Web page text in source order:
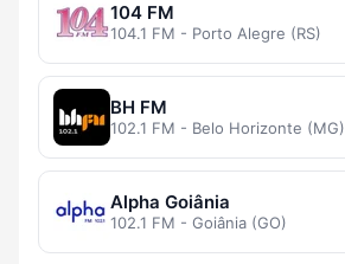
104 FM
104.1 FM - Porto Alegre (RS)
BH FM
102.1 FM - Belo Horizonte (MG)
Alpha Goiânia
102.1 FM - Goiânia (GO)